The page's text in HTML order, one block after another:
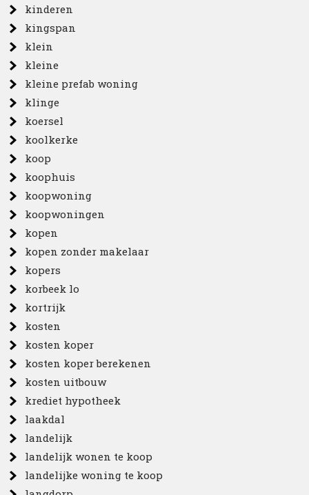
kinderen
kingspan
klein
kleine
kleine prefab woning
klinge
koersel
koolkerke
koop
koophuis
koopwoning
koopwoningen
kopen
kopen zonder makelaar
kopers
korbeek lo
kortrijk
kosten
kosten koper
kosten koper berekenen
kosten uitbouw
krediet hypotheek
laakdal
landelijk
landelijk wonen te koop
landelijke woning te koop